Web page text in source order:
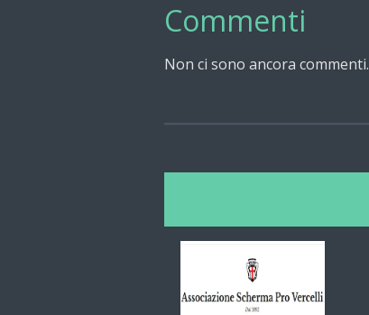
Commenti
Non ci sono ancora commenti.